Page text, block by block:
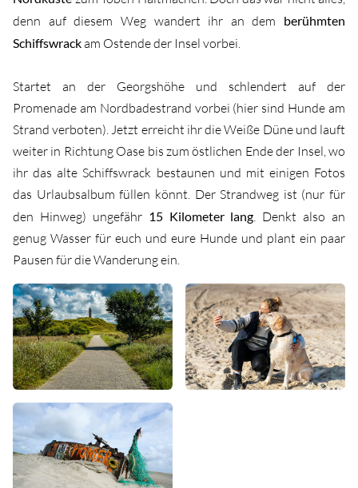
denn auf diesem Weg wandert ihr an dem berühmten
Schiffswrackam Ostende der Insel vorbei.
Startet an der Georgshöhe und schlendert auf der
Promenade am Nordbadestrand vorbei (hier sind Hunde am
Strand verboten). Jetzt erreicht ihr die Weiße Düne und lauft
weiter in Richtung Oase bis zum östlichen Ende der Insel, wo
ihr das alte Schiffswrack bestaunen und mit einigen Fotos
das Urlaubsalbum füllen könnt. Der Strandweg ist (nur für
den Hinweg) ungefähr 15 Kilometer lang . Denkt also an
genug Wasser für euch und eure Hunde und plant ein paar
Pausen für die Wanderung ein.